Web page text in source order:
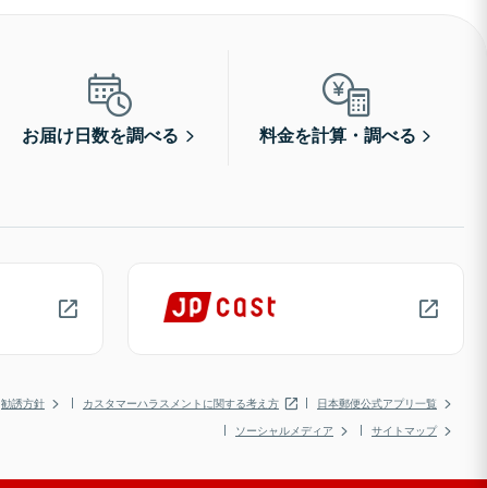
お届け日数を調べる 料金を計算・調べる
勧誘方針 カスタマーハラスメントに関する考え方
日本郵便公式アプリ一覧
ソーシャルメディア
サイトマップ